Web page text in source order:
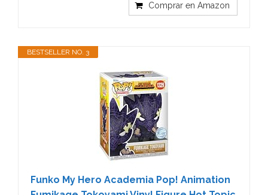
Comprar en Amazon
BESTSELLER NO. 3
Funko My Hero Academia Pop! Animation